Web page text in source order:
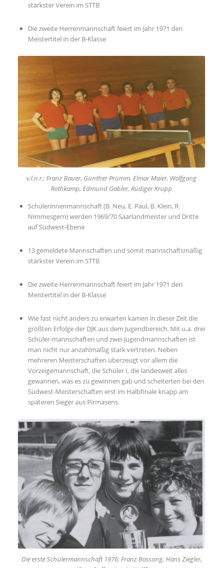
stärkster Verein im STTB
Die zweite Herrenmannschaft feiert im Jahr 1971 den
Meistertitel in der B-Klasse
v.l.n.r.: Franz Bauer, Günther Prümm, Elmar Maier, Wolfgang
Rothkamp, Edmund Gabler, Rüdiger Krupp
Schülerinnenmannschaft (B. Neu, E. Paul, B. Klein, R.
Nimmesgern) werden 1969/70 Saarlandmeister und Dritte
auf Südwest-Ebene
13 gemeldete Mannschaften und somit mannschaftsmäßig
stärkster Verein im STTB
Die zweite Herrenmannschaft feiert im Jahr 1971 den
Meistertitel in der B-Klasse
Wie fast nicht anders zu erwarten kamen in dieser Zeit die
größten Erfolge der DJK aus dem Jugendbereich. Mit u.a. drei
Schüler-mannschaften und zwei Jugendmannschaften ist
man nicht nur anzahlmäßig stark vertreten. Neben
mehreren Meisterschaften überzeugt vor allem die
Vorzeigemannschaft, die Schüler I, die landesweit alles
gewannen, was es zu gewinnen gab und scheiterten bei den
Südwest-Meisterschaften erst im Halbfinale knapp am
späteren Sieger aus Pirmasens.
Die erste Schülermannschaft 1976: Franz Bossong, Hans Ziegler,